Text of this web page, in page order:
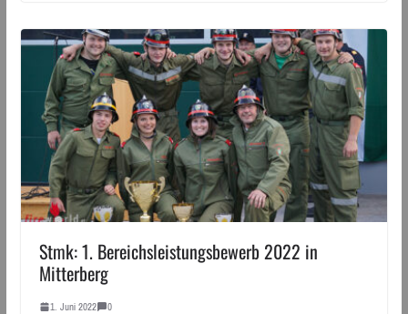
Stmk: 1. Bereichsleistungsbewerb 2022 in
Mitterberg
1. Juni 2022 0